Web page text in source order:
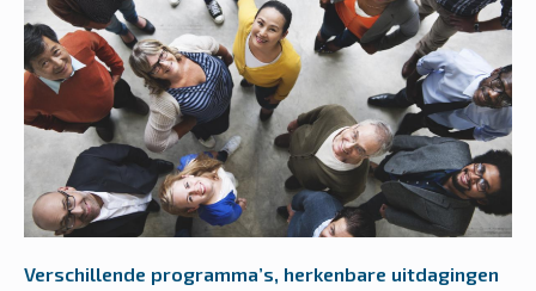
Verschillende programma’s, herkenbare uitdagingen